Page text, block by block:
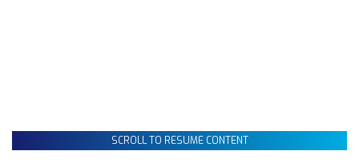
SCROLL TO RESUME CONTENT